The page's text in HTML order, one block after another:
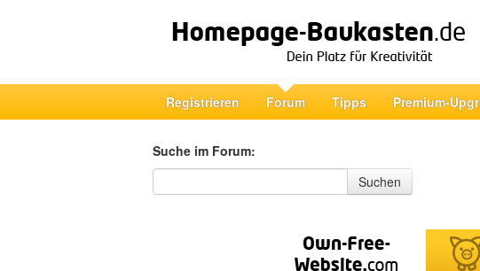
Registrieren Forum Tipps Premium-
Suche im Forum:
Suche im Forum
Suchen